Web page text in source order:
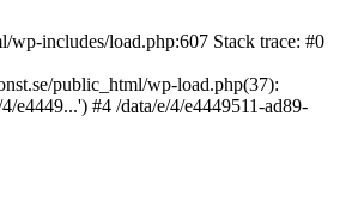
includes/load.php:607 Stack trace: #0
public_html/wp-load.php(37):
e4449...') #4 /data/e/4/e4449511-ad89-